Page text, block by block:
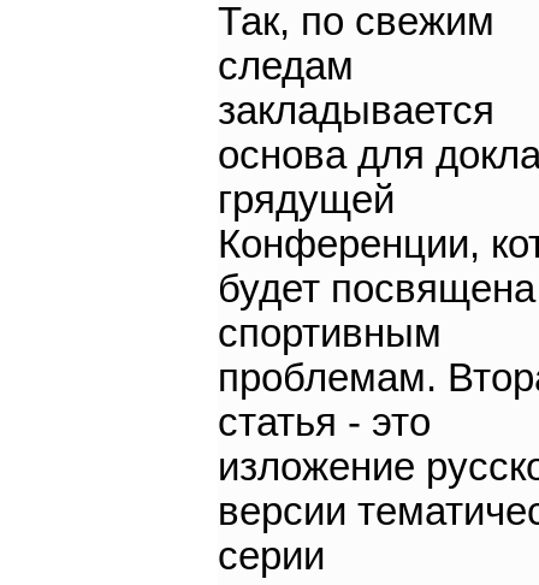
Так, по свежим
следам
закладывается
основа для
грядущей
Конференции,
будет посвящена
спортивным
проблемам.
статья - это
изложение
версии
серии